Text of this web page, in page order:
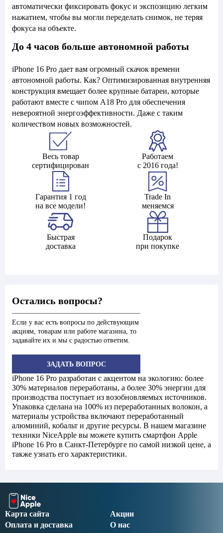
автоматически фиксировать фокус и экспозицию легким
нажатием, чтобы вы могли переделать снимок, не теряя
фокуса на объекте.
До 4 часов больше автономной работы
iPhone 16 Pro дает вам огромный скачок времени
автономной работы. Как? Оптимизированная внутренняя
конструкция вмещает более крупные батареи, которые
работают вместе с чипом A18 Pro для обеспечения
невероятной энергоэффективности. Даже с таким
количеством новых возможностей.
Весь товар
сертифицирован
Работаем
с 2016 года!
Гарантия 1 год
на все модели!
Trade In
меняемся
Быстрая
доставка
Подарок
при покупке
Остались вопросы?
Если у вас есть вопросы по действующим
акциям, товарам или работе магазина, то
задавайте их и мы с радостью ответим.
ЗАДАТЬ ВОПРОС
iPhone 16 Pro разработан с акцентом на экологию: более
30% материалов переработаны, а более 30% энергии для
производства поступает из возобновляемых источников.
Упаковка сделана на 100% из переработанных волокон, а
материалы устройства включают переработанный
алюминий, кобальт и другие ресурсы. В нашем магазине
техники NiceApple вы можете купить смартфон Apple
iPhone 16 Pro в Санкт-Петербурге по самой низкой цене, а
также узнать его характеристики.
Акции
О нас
Оплата и доставка
Карта сайта